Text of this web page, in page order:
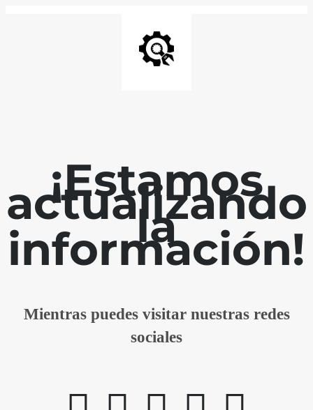
¡Estamos
actualizando
la
información!
Mientras puedes visitar nuestras redes
sociales